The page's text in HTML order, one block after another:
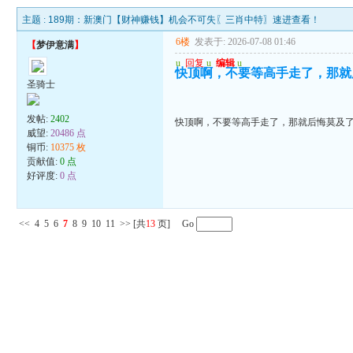
主题 : 189期：新澳门【财神赚钱】机会不可失〖三肖中特〗速进查看！
【梦伊意满】
圣骑士
发帖:2402
威望:20486 点
铜币: 10375 枚
贡献值:0 点
好评度:0 点
6楼 发表于: 2026-07-08 01:46
u 回复 u 编辑 u
快顶啊，不要等高手走了，那
快顶啊，不要等高手走了，那就后悔莫及了
<< 4 5 6 7 8 9 10 11 >> [共13 页] Go